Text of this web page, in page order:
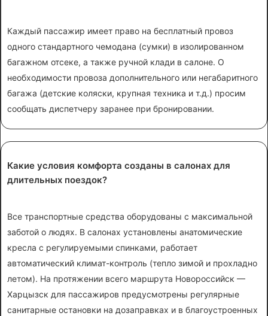
Каждый пассажир имеет право на бесплатный провоз
одного стандартного чемодана (сумки) в изолированном
багажном отсеке, а также ручной клади в салоне. О
необходимости провоза дополнительного или негабаритного
багажа (детские коляски, крупная техника и т.д.) просим
сообщать диспетчеру заранее при бронировании.
Какие условия комфорта созданы в салонах для
длительных поездок?
Все транспортные средства оборудованы с максимальной
заботой о людях. В салонах установлены анатомические
кресла с регулируемыми спинками, работает
автоматический климат-контроль (тепло зимой и прохладно
летом). На протяжении всего маршрута Новороссийск —
Харцызск для пассажиров предусмотрены регулярные
санитарные остановки на дозаправках и в благоустроенных